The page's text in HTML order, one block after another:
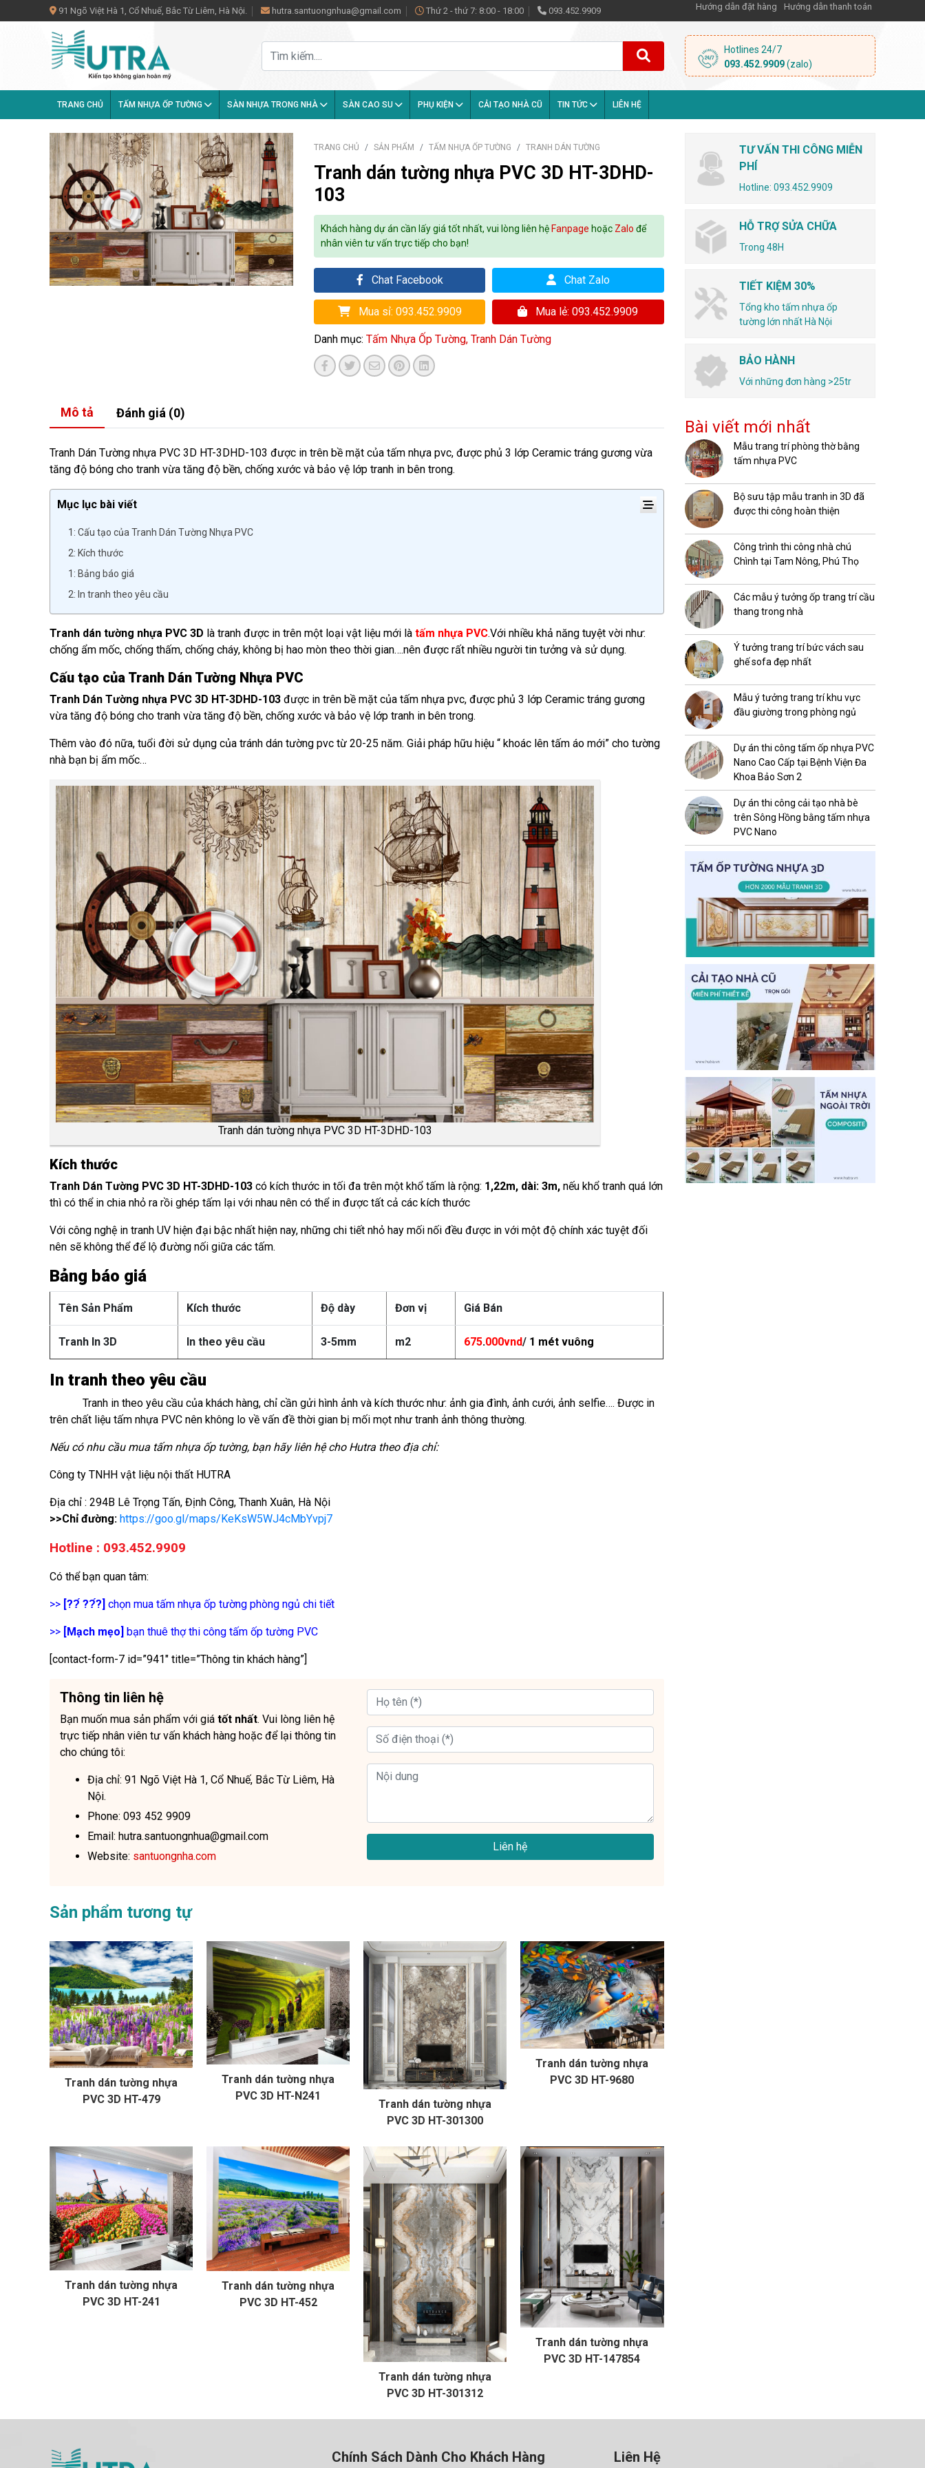
91 Ngõ Việt Hà 1, Cổ Nhuế, Bắc Từ Liêm, Hà Nội. hutra.santuongnhua@gmail.com Thứ 2 - thứ 7: 8:00 - 18:00 093.452.9909 Hướng dẫn đặt hàng Hướng dẫn thanh toán
Hotlines 24/7
093.452.9909(zalo)
TRANG CHỦ TẤM NHỰA ỐP TƯỜNG SÀN NHỰA TRONG NHÀ SÀN CAO SU PHỤ KIỆN CẢI TẠO NHÀ CŨ TIN TỨC LIÊN HỆ
TRANG CHỦ SẢN PHẨM TẤM NHỰA ỐP TƯỜNG TRANH DÁN TƯỜNG
Tranh dán tường nhựa PVC 3D HT-3DHD-
103
Khách hàng dự án cần lấy giá tốt nhất, vui lòng liên hệ Fanpage hoặc Zalo để
nhân viên tư vấn trực tiếp cho bạn!
Chat Facebook Chat Zalo
Mua sỉ: 093.452.9909 Mua lẻ: 093.452.9909
Danh mục:Tấm Nhựa Ốp Tường,Tranh Dán Tường
Mô tả Đánh giá (0)
Tranh Dán Tường nhựa PVC 3D HT-3DHD-103 được in trên bề mặt của tấm nhựa pvc, được phủ 3 lớp Ceramic tráng gương vừa
tăng độ bóng cho tranh vừa tăng độ bền, chống xước và bảo vệ lớp tranh in bên trong.
Mục lục bài viết
1: Cấu tạo của Tranh Dán Tường Nhựa PVC
2: Kích thước
1: Bảng báo giá
2: In tranh theo yêu cầu
Tranh dán tường nhựa PVC 3D là tranh được in trên một loại vật liệu mới là tấm nhựa PVC.Với nhiều khả năng tuyệt vời như:
chống ẩm mốc, chống thấm, chống cháy, không bị hao mòn theo thời gian….nên được rất nhiều người tin tưởng và sử dụng.
Cấu tạo của Tranh Dán Tường Nhựa PVC
Tranh Dán Tường nhựa PVC 3D HT-3DHD-103 được in trên bề mặt của tấm nhựa pvc, được phủ 3 lớp Ceramic tráng gương
vừa tăng độ bóng cho tranh vừa tăng độ bền, chống xước và bảo vệ lớp tranh in bên trong.
Thêm vào đó nữa, tuổi đời sử dụng của tránh dán tường pvc từ 20-25 năm. Giải pháp hữu hiệu “ khoác lên tấm áo mới” cho tường
nhà bạn bị ẩm mốc…
Tranh dán tường nhựa PVC 3D HT-3DHD-103
Kích thước
Tranh Dán Tường PVC 3D HT-3DHD-103 có kích thước in tối đa trên một khổ tấm là rộng: 1,22m, dài: 3m, nếu khổ tranh quá lớn
thì có thể in chia nhỏ ra rồi ghép tấm lại với nhau nên có thể in được tất cả các kích thước
Với công nghệ in tranh UV hiện đại bậc nhất hiện nay, những chi tiết nhỏ hay mối nối đều được in với một độ chính xác tuyệt đối
nên sẽ không thể để lộ đường nối giữa các tấm.
Bảng báo giá
Tên Sản Phẩm Kích thước Độ dày Đơn vị Giá Bán
Tranh In 3D In theo yêu cầu 3-5mm m2 675.000vnd/ 1 mét vuông
In tranh theo yêu cầu
Tranh in theo yêu cầu của khách hàng, chỉ cần gửi hình ảnh và kích thước như: ảnh gia đình, ảnh cưới, ảnh selfie…. Được in
trên chất liệu tấm nhựa PVC nên không lo về vấn đề thời gian bị mối mọt như tranh ảnh thông thường.
Nếu có nhu cầu mua tấm nhựa ốp tường, bạn hãy liên hệ cho Hutra theo địa chỉ:
Công ty TNHH vật liệu nội thất HUTRA
Địa chỉ : 294B Lê Trọng Tấn, Định Công, Thanh Xuân, Hà Nội
>>Chỉ đường: https://goo.gl/maps/KeKsW5WJ4cMbYvpj7
Hotline : 093.452.9909
Có thể bạn quan tâm:
>> [??́ ??́?] chọn mua tấm nhựa ốp tường phòng ngủ chi tiết
>> [Mạch mẹo] bạn thuê thợ thi công tấm ốp tường PVC
[contact-form-7 id=”941″ title=”Thông tin khách hàng”]
Thông tin liên hệ
Bạn muốn mua sản phẩm với giá tốt nhất. Vui lòng liên hệ
trực tiếp nhân viên tư vấn khách hàng hoặc để lại thông tin
cho chúng tôi:
Địa chỉ: 91 Ngõ Việt Hà 1, Cổ Nhuế, Bắc Từ Liêm, Hà
Nội.
Phone: 093 452 9909
Email: hutra.santuongnhua@gmail.com
Website: santuongnha.com
Liên hệ
Sản phẩm tương tự
Tranh dán tường nhựa
PVC 3D HT-479
Tranh dán tường nhựa
PVC 3D HT-N241
Tranh dán tường nhựa
PVC 3D HT-301300
Tranh dán tường nhựa
PVC 3D HT-9680
Tranh dán tường nhựa
PVC 3D HT-241
Tranh dán tường nhựa
PVC 3D HT-452
Tranh dán tường nhựa
PVC 3D HT-301312
Tranh dán tường nhựa
PVC 3D HT-147854
TƯ VẤN THI CÔNG MIỄN
PHÍ
Hotline: 093.452.9909
HỖ TRỢ SỬA CHỮA
Trong 48H
TIẾT KIỆM 30%
Tổng kho tấm nhựa ốp
tường lớn nhất Hà Nội
BẢO HÀNH
Với những đơn hàng >25tr
Bài viết mới nhất
Mẫu trang trí phòng thờ bằng
tấm nhựa PVC
Bộ sưu tập mẫu tranh in 3D đã
được thi công hoàn thiện
Công trình thi công nhà chú
Chình tại Tam Nông, Phú Thọ
Các mẫu ý tưởng ốp trang trí cầu
thang trong nhà
Ý tưởng trang trí bức vách sau
ghế sofa đẹp nhất
Mẫu ý tưởng trang trí khu vực
đầu giường trong phòng ngủ
Dự án thi công tấm ốp nhựa PVC
Nano Cao Cấp tại Bệnh Viện Đa
Khoa Bảo Sơn 2
Dự án thi công cải tạo nhà bè
trên Sông Hồng bằng tấm nhựa
PVC Nano
Chính Sách Dành Cho Khách Hàng Liên Hệ